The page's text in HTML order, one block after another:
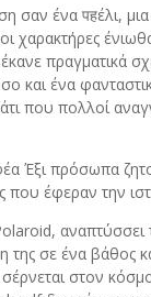
σαν ένα पहέλι,
χαρακτήρες
πραγματικά
και ένα
που πολλοί
Έξι πρόσωπα
που έφεραν την
της σε ένα βάθος
στον